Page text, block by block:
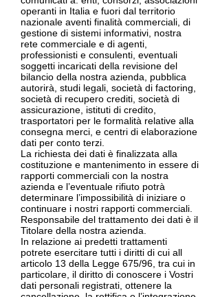
operanti in Italia e fuori dal territorio
nazionale aventi finalità commerciali, di
gestione di sistemi informativi, nostra
rete commerciale e di agenti,
professionisti e consulenti, eventuali
soggetti incaricati della revisione del
bilancio della nostra azienda, pubblica
autorirà, studi legali, società di factoring,
società di recupero crediti, società di
assicurazione, istituti di credito,
trasportatori per le formalità relative alla
consegna merci, e centri di elaborazione
dati per conto terzi.
La richiesta dei dati è finalizzata alla
costituzione e mantenimento in essere di
rapporti commerciali con la nostra
azienda e l’eventuale rifiuto potrà
determinare l’impossibilità di iniziare o
continuare i nostri rapporti commerciali.
Responsabile del trattamento dei dati è il
Titolare della nostra azienda.
In relazione ai predetti trattamenti
potrete esercitare tutti i diritti di cui all
articolo 13 della Legge 675/96, tra cui in
particolare, il diritto di conoscere i Vostri
dati personali registrati, ottenere la